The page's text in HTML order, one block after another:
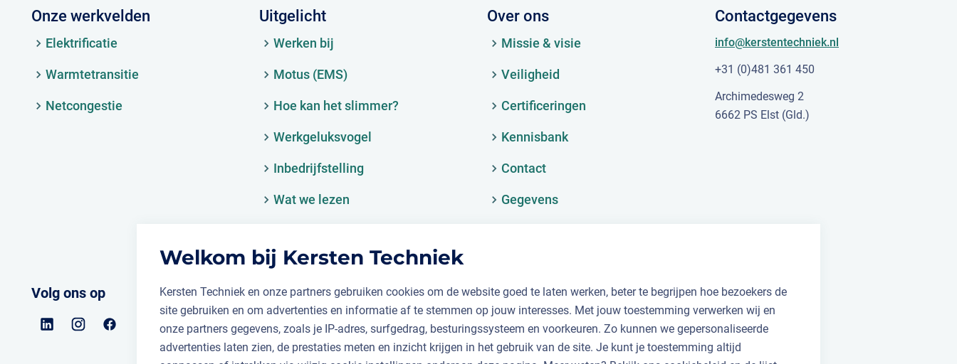
Welkom bij Kersten Techniek
Kersten Techniek en onze partners gebruiken cookies om de website goed te laten werken, beter te begrijpen hoe bezoekers de
site gebruiken en om advertenties en informatie af te stemmen op jouw interesses. Met jouw toestemming verwerken wij en
onze partners gegevens, zoals je IP-adres, surfgedrag, besturingssysteem en voorkeuren. Zo kunnen we gepersonaliseerde
advertenties laten zien, de prestaties meten en inzicht krijgen in het gebruik van de site. Je kunt je toestemming altijd
Onze werkvelden
Elektrificatie
Warmtetransitie
Netcongestie
Uitgelicht
Werken bij
Motus (EMS)
Hoe kan het slimmer?
Werkgeluksvogel
Inbedrijfstelling
Wat we lezen
Over ons
Missie & visie
Veiligheid
Certificeringen
Kennisbank
Contact
Gegevens
Contactgegevens
info@kerstentechniek.nl
+31 (0)481 361 450
Archimedesweg 2
6662 PS Elst (Gld.)
Volg ons op